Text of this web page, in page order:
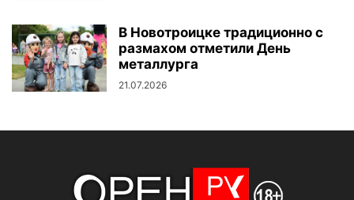
В Новотроицке традиционно с
размахом отметили День
металлурга
21.07.2026